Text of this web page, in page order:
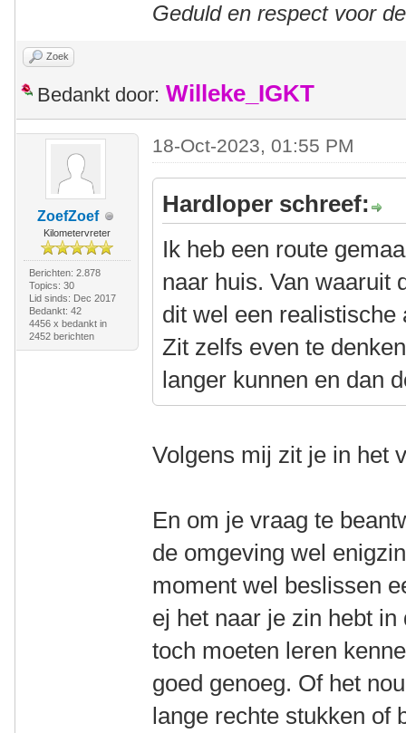
Geduld en respect voor
Zoek
Bedankt door: Willeke_IGKT
ZoefZoef
Kilometervreter
Berichten: 2.878
Topics: 30
Lid sinds: Dec 2017
Bedankt: 42
4456 x bedankt in
2452 berichten
18-Oct-2023, 01:55 PM
Hardloper schreef:
Ik heb een route
naar huis. Van waaruit
dit wel een realistische
Zit zelfs even te
langer kunnen en dan
Volgens mij zit je in het
En om je vraag te
de omgeving wel
moment wel beslissen
ej het naar je zin hebt
toch moeten leren
goed genoeg. Of het
lange rechte stukken of